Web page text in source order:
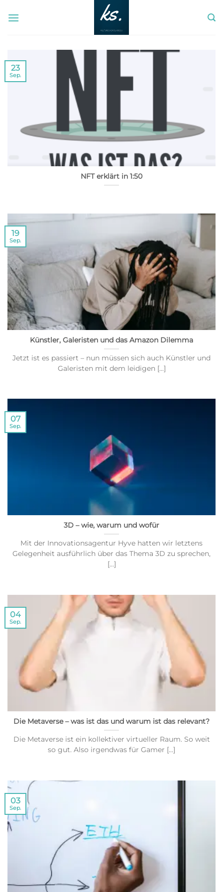
Inhalt
NFT erklärt in 1:50
23
Sep.
Künstler, Galeristen und das Amazon Dilemma
Jetzt ist es passiert – nun müssen sich auch Künstler und
Galeristen mit dem leidigen [...]
19
Sep.
3D – wie, warum und wofür
Mit der Innovationsagentur Hyve hatten wir letztens
Gelegenheit ausführlich über das Thema 3D zu sprechen,
[...]
07
Sep.
Die Metaverse – was ist das und warum ist das relevant?
Die Metaverse ist ein kollektiver virtueller Raum. So weit
so gut. Also irgendwas für Gamer [...]
04
Sep.
03
Sep.